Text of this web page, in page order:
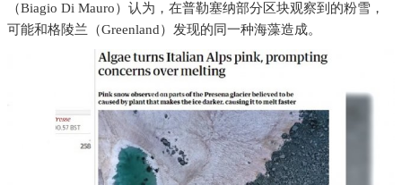
（Biagio Di Mauro）认为，在普勒塞纳部分区块观察到的粉雪，
可能和格陵兰（Greenland）发现的同一种海藻造成。